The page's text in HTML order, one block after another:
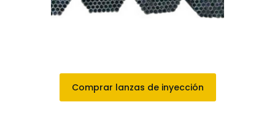
Comprar lanzas de inyección